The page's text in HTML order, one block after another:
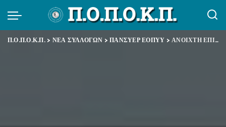
Π.Ο.Π.Ο.Κ.Π.> ΝΕΑ ΣΥΛΛΟΓΩΝ >ΠΑΝΣΥΕΡ ΕΟΠΥΥ >ΑΝΟΙΧΤΗ ΕΠΙΣΤΟΛΗ ΠΑΝΣΥΕΡ ΕΟΠΥΥ ΣΤΟΝ ΥΠΟΥΡΓΟ ΥΓΕΙΑΣ: ΤΟ ΠΡΟΣΩΠΙΚΟ ΤΩΝ ΦΑΡΜΑΚΕΙΩΝ ΤΟΥ Ε.Ο.Π.Υ.Υ. ΕΧΕΙ ΦΤΑΣΕΙ ΣΤΑ ΟΡΙΑ ΤΟΥ!